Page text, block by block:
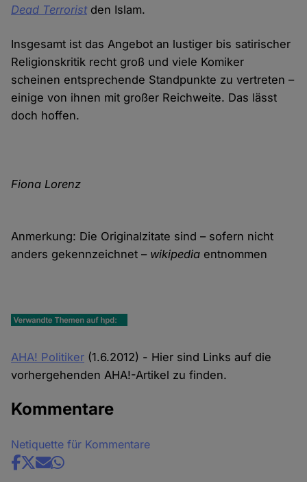
Dead Terroristden Islam.
Insgesamt ist das Angebot an lustiger bis satirischer
Religionskritik recht groß und viele Komiker
scheinen entsprechende Standpunkte zu vertreten –
einige von ihnen mit großer Reichweite. Das lässt
doch hoffen.
Fiona Lorenz
Anmerkung: Die Originalzitate sind – sofern nicht
anders gekennzeichnet – wikipedia entnommen
AHA! Politiker (1.6.2012) - Hier sind Links auf die
vorhergehenden AHA!-Artikel zu finden.
Kommentare
Netiquette für Kommentare
Share